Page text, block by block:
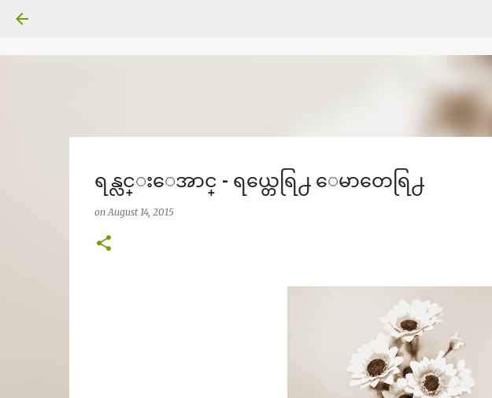
ရန္လင္းေအာင္ - ရယ္တေရြ႕ ေမာတေရြ႕
onAugust 14, 2015